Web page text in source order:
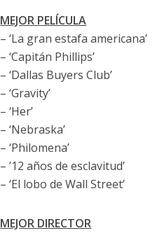
MEJOR PELÍCULA
– ‘La gran estafa americana’
– ‘Capitán Phillips’
– ‘Dallas Buyers Club’
– ‘Gravity’
– ‘Her’
– ‘Nebraska’
– ‘Philomena’
– ’12 años de esclavitud’
– ‘El lobo de Wall Street’
MEJOR DIRECTOR